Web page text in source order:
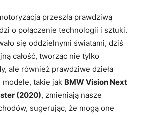
przeszła prawdziwą
o połączenie technologii i sztuki.
się oddzielnymi światami, dziś
całość, tworząc nie tylko
ale również prawdziwe dzieła
takie jak BMW Vision Next
(2020), zmieniają nasze
sugerując, że mogą one